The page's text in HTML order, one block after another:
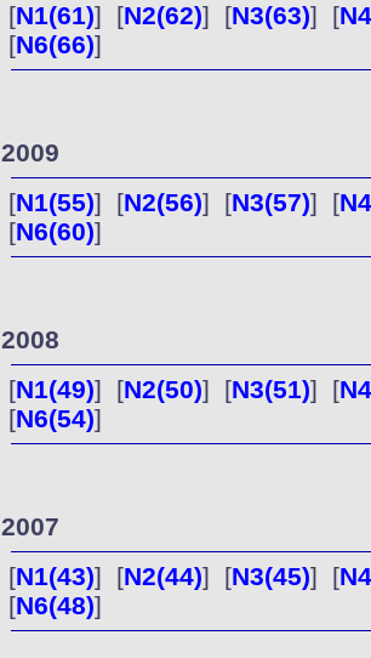
[N1(61)] [N2(62)] [N3(63)] [
[N6(66)]
2009
[N1(55)] [N2(56)] [N3(57)] [
[N6(60)]
2008
[N1(49)] [N2(50)] [N3(51)] [
[N6(54)]
2007
[N1(43)] [N2(44)] [N3(45)] [
[N6(48)]